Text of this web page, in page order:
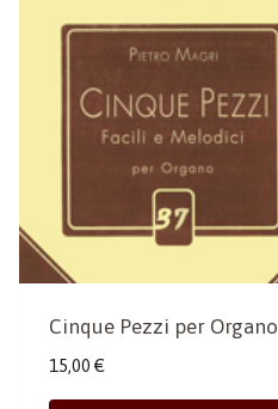
Cinque Pezzi per Organo
15,00 €